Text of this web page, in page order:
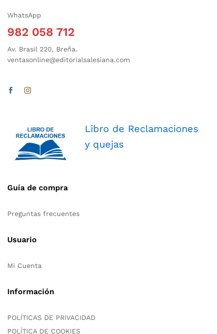
WhatsApp
982 058 712
Av. Brasil 220, Breña.
ventasonline@editorialsalesiana.com
Libro de Reclamaciones
y quejas
Guía de compra
Preguntas frecuentes
Usuario
Mi Cuenta
Información
POLÍTICAS DE PRIVACIDAD
POLÍTICA DE COOKIES